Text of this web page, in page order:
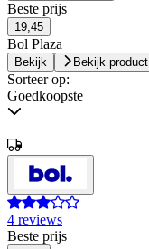
Beste prijs
19,45
Bol Plaza
Bekijk Bekijk product
Sorteer op:
Goedkoopste
4 reviews
Beste prijs